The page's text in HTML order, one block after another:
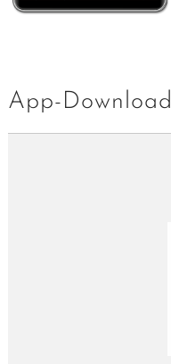
App-Download